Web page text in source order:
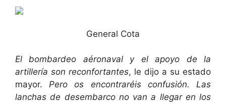
General Cota
El bombardeo aéronaval y el apoyo de la
artillería son reconfortantes, le dijo a su estado
mayor.Pero os encontraréis confusión. Las
lanchas de desembarco no van a llegar en los